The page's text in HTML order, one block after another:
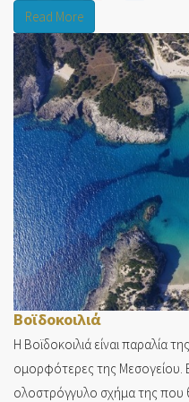
Read More
Βοϊδοκοιλιά
Η Βοϊδοκοιλιά είναι παραλία
ομορφότερες της Μεσογείου.
ολοστρόγγυλο σχήμα της που